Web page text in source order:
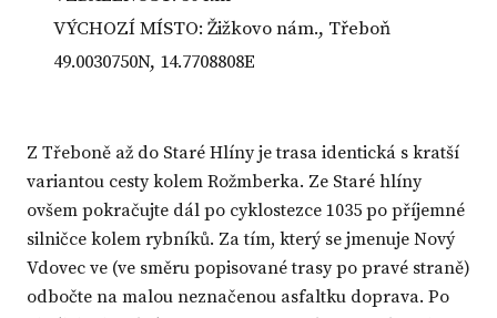
VÝCHOZÍ MÍSTO: Žižkovo nám., Třeboň
49.0030750N, 14.7708808E
Z Třeboně až do Staré Hlíny je trasa identická s kratší
variantou cesty kolem Rožmberka. Ze Staré hlíny
ovšem pokračujte dál po cyklostezce 1035 po příjemné
silničce kolem rybníků. Za tím, který se jmenuje Nový
Vdovec ve (ve směru popisované trasy po pravé straně)
odbočte na malou neznačenou asfaltku doprava. Po